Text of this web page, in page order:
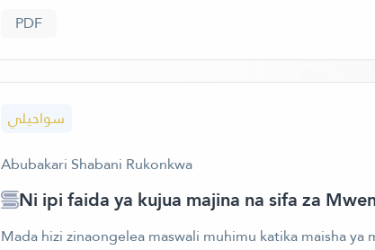
PDF
سواحيلي
Abubakari Shabani Rukonkwa
Ni ipi faida ya kujua majina na sifa za
Mada hizi zinaongelea maswali muhimu katika maisha ya